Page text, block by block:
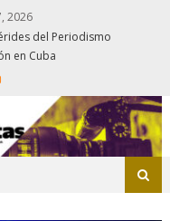
2026
del Periodismo
en Cuba